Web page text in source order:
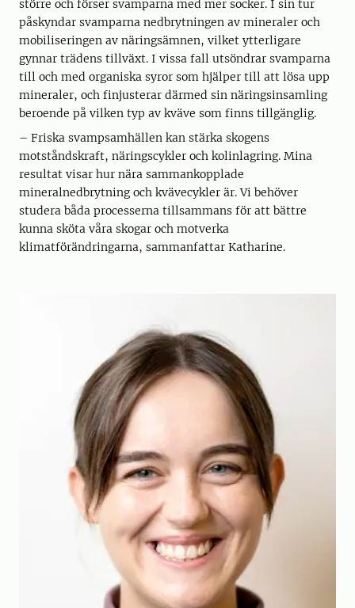
större och förser svamparna med mer socker. I sin tur
påskyndar svamparna nedbrytningen av mineraler och
mobiliseringen av näringsämnen, vilket ytterligare
gynnar trädens tillväxt. I vissa fall utsöndrar svamparna
till och med organiska syror som hjälper till att lösa upp
mineraler, och finjusterar därmed sin näringsinsamling
beroende på vilken typ av kväve som finns tillgänglig.
– Friska svampsamhällen kan stärka skogens
motståndskraft, näringscykler och kolinlagring. Mina
resultat visar hur nära sammankopplade
mineralnedbrytning och kvävecykler är. Vi behöver
studera båda processerna tillsammans för att bättre
kunna sköta våra skogar och motverka
klimatförändringarna, sammanfattar Katharine.